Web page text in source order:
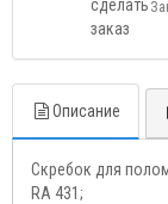
Описание
Скребок для
RA 431;